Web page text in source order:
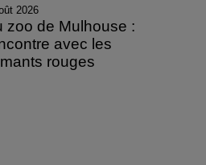
2026
zoo de Mulhouse :
avec les
rouges